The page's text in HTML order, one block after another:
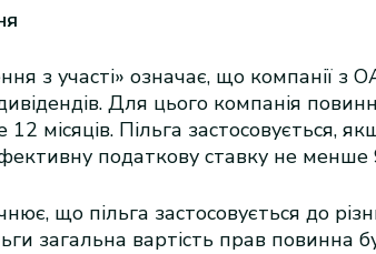
з участі» означає, що компанії з
Для цього компанія
місяців. Пільга застосовується,
податкову ставку не менше
що пільга застосовується до
загальна вартість прав